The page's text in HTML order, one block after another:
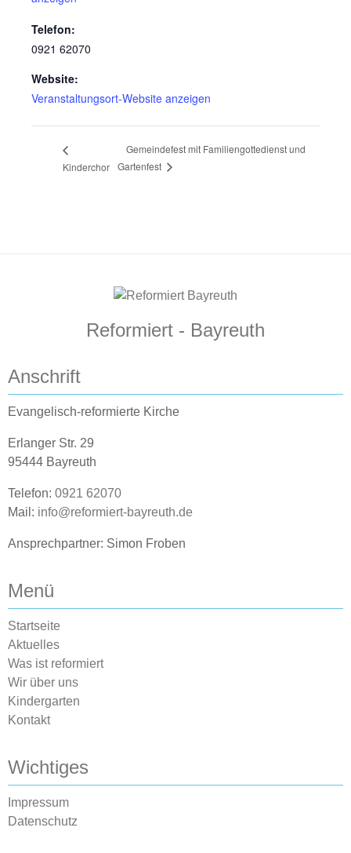
Telefon:
0921 62070
Website:
Veranstaltungsort-Website anzeigen
Kinderchor
Gemeindefest mit Familiengottedienst und
Gartenfest
Reformiert - Bayreuth
Anschrift
Evangelisch-reformierte Kirche
Erlanger Str. 29
95444 Bayreuth
Telefon: 0921 62070
Mail: info@reformiert-bayreuth.de
Ansprechpartner: Simon Froben
Menü
Startseite
Aktuelles
Was ist reformiert
Wir über uns
Kindergarten
Kontakt
Wichtiges
Impressum
Datenschutz